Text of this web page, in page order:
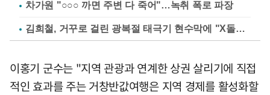
차가원 "○○○ 까면 주변 다 죽어"…녹취 폭로 파장
김희철, 거꾸로 걸린 광복절 태극기 현수막에 "X돌았네"
이홍기 군수는 "지역 관광과 연계한 상권 살리기에 직접
적인 효과를 주는 거창반값여행은 지역 경제를 활성화할